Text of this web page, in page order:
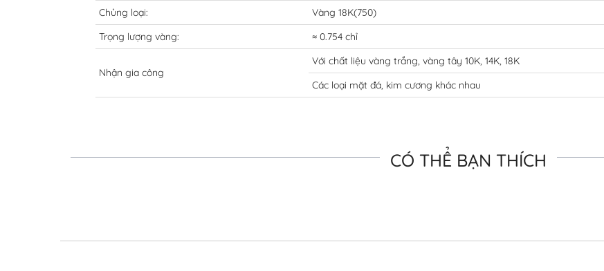
Chủng loại:
Vàng 18K(750)
Trọng lượng vàng:
≈ 0.754 chỉ
Nhận gia công
Với chất liệu vàng trắng, vàng tây 10K, 14K, 18K
Các loại mặt đá, kim cương khác nhau
CÓ THỂ BẠN THÍCH